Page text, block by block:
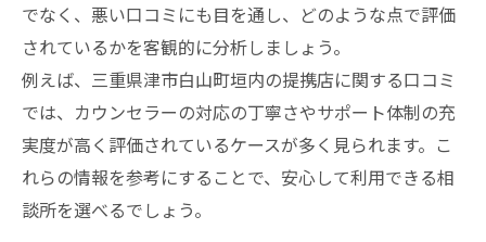
でなく、悪い口コミにも目を通し、どのような点で評価
されているかを客観的に分析しましょう。
例えば、三重県津市白山町垣内の提携店に関する口コミ
では、カウンセラーの対応の丁寧さやサポート体制の充
実度が高く評価されているケースが多く見られます。こ
れらの情報を参考にすることで、安心して利用できる相
談所を選べるでしょう。